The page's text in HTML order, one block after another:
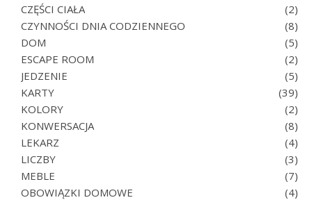
CZĘŚCI CIAŁA
(2)
CZYNNOŚCI DNIA CODZIENNEGO
(8)
DOM
(5)
ESCAPE ROOM
(2)
JEDZENIE
(5)
KARTY
(39)
KOLORY
(2)
KONWERSACJA
(8)
LEKARZ
(4)
LICZBY
(3)
MEBLE
(7)
OBOWIĄZKI DOMOWE
(4)